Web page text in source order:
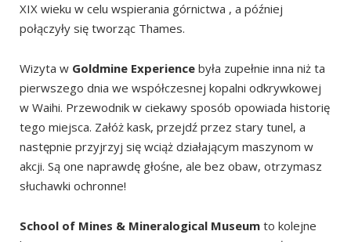
XIX wieku w celu wspierania górnictwa , a później
połączyły się tworząc Thames.
Wizyta w Goldmine Experience była zupełnie inna niż ta
pierwszego dnia we współczesnej kopalni odkrywkowej
w Waihi. Przewodnik w ciekawy sposób opowiada historię
tego miejsca. Załóż kask, przejdź przez stary tunel, a
następnie przyjrzyj się wciąż działającym maszynom w
akcji. Są one naprawdę głośne, ale bez obaw, otrzymasz
słuchawki ochronne!
School of Mines & Mineralogical Museum to kolejne